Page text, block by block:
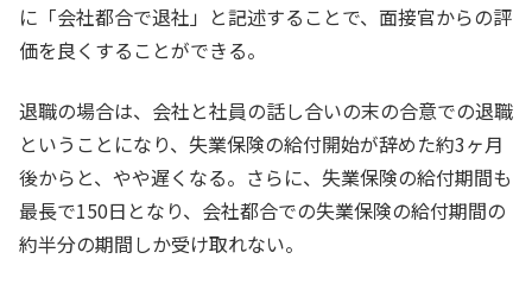
に「会社都合で退社」と記述することで、面接官からの評
価を良くすることができる。
退職の場合は、会社と社員の話し合いの末の合意での退職
ということになり、失業保険の給付開始が辞めた約3ヶ月
後からと、やや遅くなる。さらに、失業保険の給付期間も
最長で150日となり、会社都合での失業保険の給付期間の
約半分の期間しか受け取れない。